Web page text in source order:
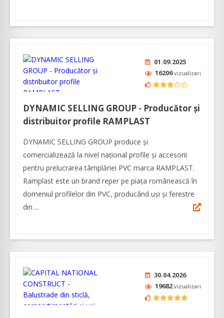
01.09.2025
16206vizualizari
DYNAMIC SELLING GROUP - Producător și
distribuitor profile RAMPLAST
DYNAMIC SELLING GROUP produce și
comercializează la nivel naţional profile și accesorii
pentru prelucrarea tâmplăriei PVC marca RAMPLAST.
Ramplast este un brand reper pe piața românească în
domeniul profilelor din PVC, producând uși și ferestre
din ...
30.04.2026
19682vizualizari